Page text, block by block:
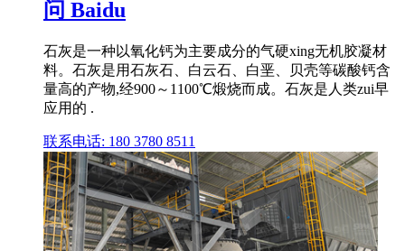
问 Baidu
石灰是一种以氧化钙为主要成分的气硬xing无机胶凝材
料。石灰是用石灰石、白云石、白垩、贝壳等碳酸钙含
量高的产物,经900～1100℃煅烧而成。石灰是人类zui早
应用的 .
联系电话: 180 3780 8511